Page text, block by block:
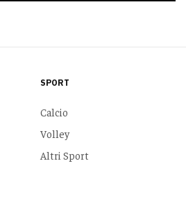
SPORT
Calcio
Volley
Altri Sport